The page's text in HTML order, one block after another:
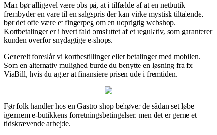
Man bør alligevel være obs på, at i tilfælde af at en netbutik
frembyder en vare til en salgspris der kan virke mystisk tiltalende,
bør det ofte være et fingerpeg om en uoprigtig webshop.
Kortbetalinger er i hvert fald omsluttet af et regulativ, som garanterer
kunden overfor snydagtige e-shops.
Generelt foreslår vi kortbestillinger eller betalinger med mobilen.
Som en alternativ mulighed burde du benytte en løsning fra fx
ViaBill, hvis du agter at finansiere prisen ude i fremtiden.
Før folk handler hos en Gastro shop behøver de sådan set løbe
igennem e-butikkens forretningsbetingelser, men det er gerne et
tidskrævende arbejde.